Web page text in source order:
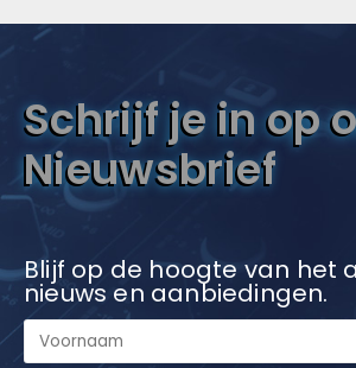
Schrijf je in op
Nieuwsbrief
Blijf op de hoogte van het
nieuws en aanbiedingen.